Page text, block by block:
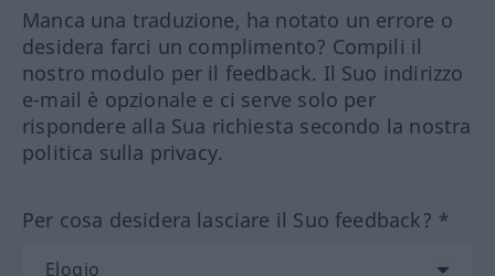
Manca una traduzione, ha notato un errore o
desidera farci un complimento? Compili il
nostro modulo per il feedback. Il Suo indirizzo
e-mail è opzionale e ci serve solo per
rispondere alla Sua richiesta secondo la nostra
politica sulla privacy.
Per cosa desidera lasciare il Suo feedback? *